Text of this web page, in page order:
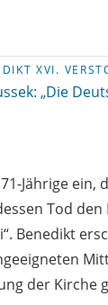
XVI.
„Die
Jährige ein,
Tod
Benedikt
der Kirche